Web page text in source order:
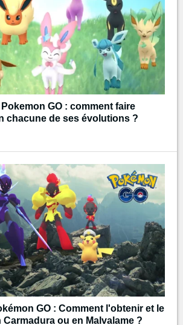
GO : comment faire
chacune de ses évolutions ?
GO : Comment l'obtenir et le
ou en Malvalame ?